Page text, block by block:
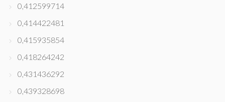
0,412599714
0,414422481
0,415935854
0,418264242
0,431436292
0,439328698